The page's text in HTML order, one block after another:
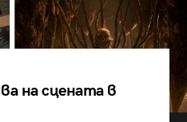
на сцената в